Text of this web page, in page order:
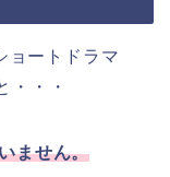
ョートドラマ
・・・
ません。